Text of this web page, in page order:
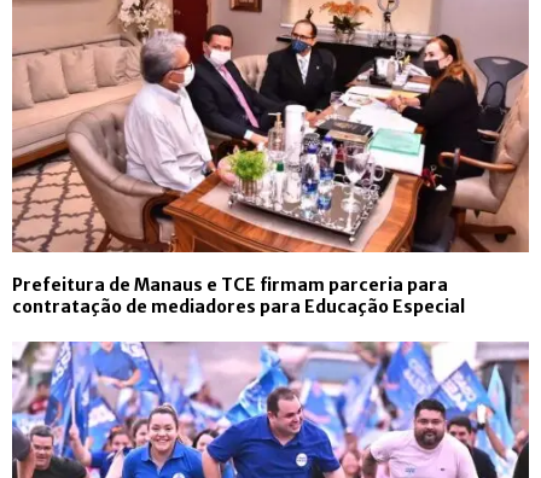
Prefeitura de Manaus e TCE firmam parceria para
contratação de mediadores para Educação Especial